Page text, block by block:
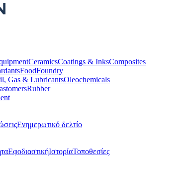
CeramicsCoatings & InksComposites
FoodFoundry
Gas & LubricantsOleochemicals
Rubber
Ενημερωτικό δελτίο
ΕφοδιαστικήΙστορίαΤοποθεσίες